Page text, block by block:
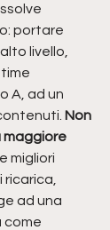
portare
livello,
A, ad un
Non
maggiore
migliori
ad una
come